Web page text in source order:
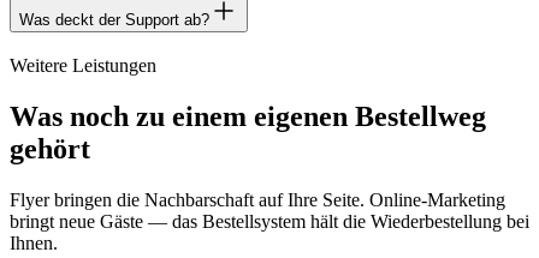
Was deckt der Support ab?
Weitere Leistungen
Was noch zu einem eigenen Bestellweg
gehört
Flyer bringen die Nachbarschaft auf Ihre Seite. Online-Marketing
bringt neue Gäste — das Bestellsystem hält die Wiederbestellung bei
Ihnen.